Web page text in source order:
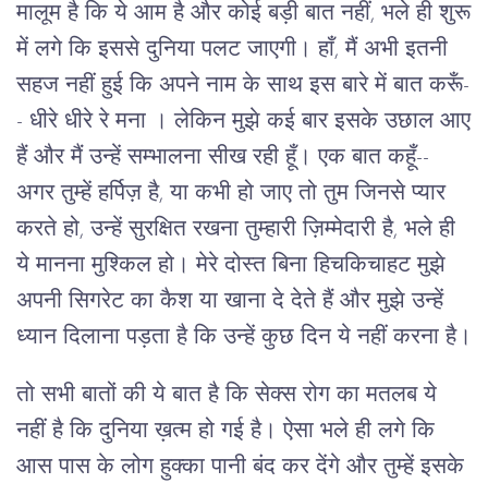
मालूम है कि ये आम है और कोई बड़ी बात नहीं, भले ही शुरू
में लगे कि इससे दुनिया पलट जाएगी। हाँ, मैं अभी इतनी
सहज नहीं हुई कि अपने नाम के साथ इस बारे में बात करूँ-
- धीरे धीरे रे मना । लेकिन मुझे कई बार इसके उछाल आए
हैं और मैं उन्हें सम्भालना सीख रही हूँ। एक बात कहूँ--
अगर तुम्हें हर्पिज़ है, या कभी हो जाए तो तुम जिनसे प्यार
करते हो, उन्हें सुरक्षित रखना तुम्हारी ज़िम्मेदारी है, भले ही
ये मानना मुश्किल हो। मेरे दोस्त बिना हिचकिचाहट मुझे
अपनी सिगरेट का कैश या खाना दे देते हैं और मुझे उन्हें
ध्यान दिलाना पड़ता है कि उन्हें कुछ दिन ये नहीं करना है।
तो सभी बातों की ये बात है कि सेक्स रोग का मतलब ये
नहीं है कि दुनिया ख़त्म हो गई है। ऐसा भले ही लगे कि
आस पास के लोग हुक्का पानी बंद कर देंगे और तुम्हें इसके